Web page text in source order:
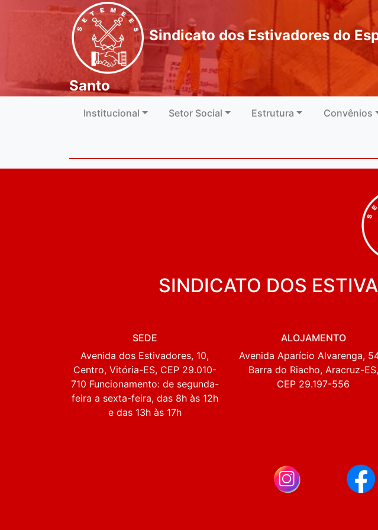
Sindicato dos Estivadores do
Santo
Institucional Setor Social Estrutura Convênios
SINDICATO DOS
SEDE
Avenida dos Estivadores, 10,
Centro, Vitória-ES, CEP 29.010-
710 Funcionamento: de segunda-
feira a sexta-feira, das 8h às 12h
e das 13h às 17h
ALOJAMENTO
Avenida Aparício Alvarenga,
Barra do Riacho, Aracruz-ES,
CEP 29.197-556